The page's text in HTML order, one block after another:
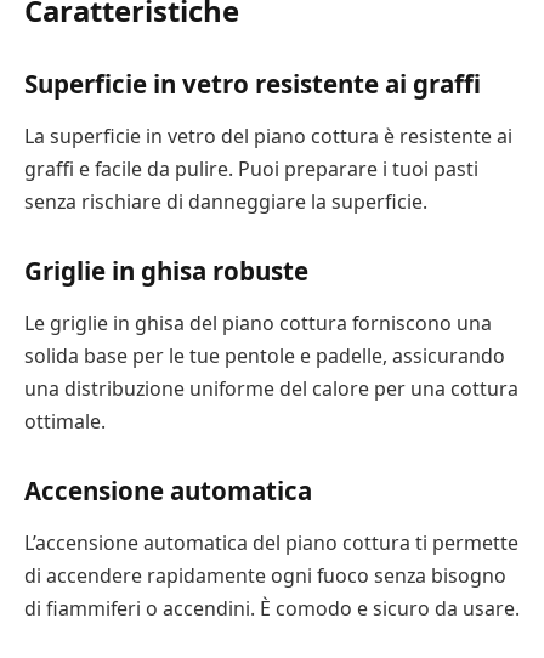
Caratteristiche
Superficie in vetro resistente ai graffi
La superficie in vetro del piano cottura è resistente ai
graffi e facile da pulire. Puoi preparare i tuoi pasti
senza rischiare di danneggiare la superficie.
Griglie in ghisa robuste
Le griglie in ghisa del piano cottura forniscono una
solida base per le tue pentole e padelle, assicurando
una distribuzione uniforme del calore per una cottura
ottimale.
Accensione automatica
L’accensione automatica del piano cottura ti permette
di accendere rapidamente ogni fuoco senza bisogno
di fiammiferi o accendini. È comodo e sicuro da usare.